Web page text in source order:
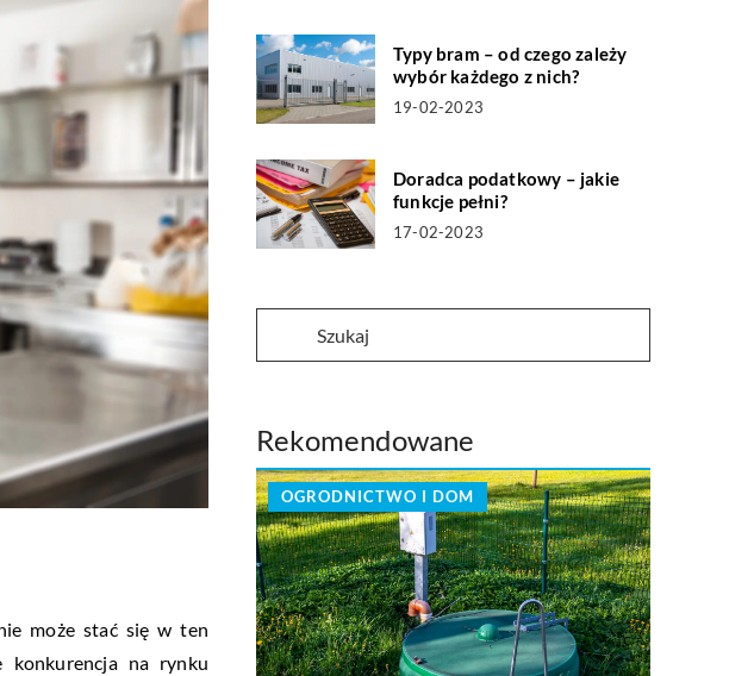
może stać się w ten
konkurencja na rynku
Typy bram – od czego zależy
wybór każdego z nich?
19-02-2023
Doradca podatkowy – jakie
funkcje pełni?
17-02-2023
Rekomendowane
OGRODNICTWO I DOM